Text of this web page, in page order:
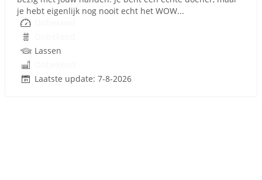
je hebt eigenlijk nog nooit echt het WOW...
Lassen
Laatste update: 7-8-2026